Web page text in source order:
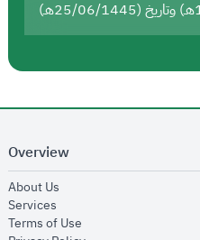
Overview
About Us
Services
Terms of Use